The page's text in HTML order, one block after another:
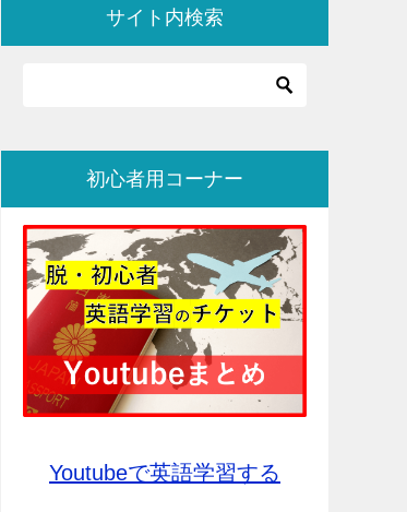
サイト内検索
初心者用コーナー
Youtubeで英語学習する